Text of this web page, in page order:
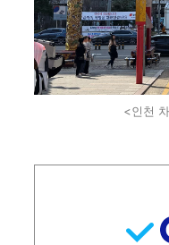
<인천